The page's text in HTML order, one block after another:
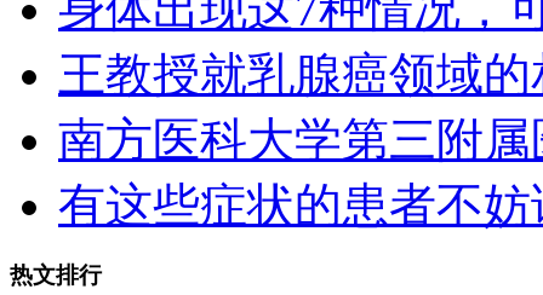
王教授就乳腺癌领域的
南方医科大学第三附属
有这些症状的患者不妨
热文排行